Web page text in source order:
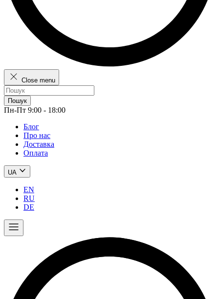
Close menu
Пошук
Пн-Пт 9:00 - 18:00
Блог
Про нас
Доставка
Оплата
UA
EN
RU
DE